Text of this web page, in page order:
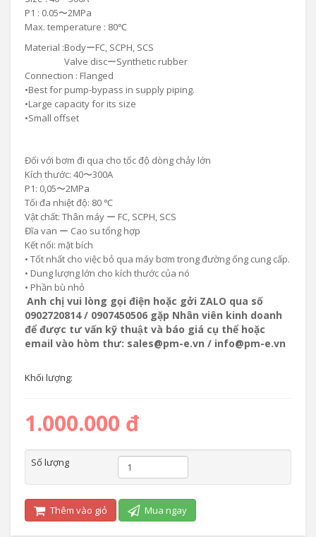
P1 : 0.05〜2MPa
Max. temperature : 80℃
Material :BodyーFC, SCPH, SCS
Valve discーSynthetic rubber
Connection : Flanged
•Best for pump-bypass in supply piping.
•Large capacity for its size
•Small offset
Đối với bơm đi qua cho tốc độ dòng chảy lớn
Kích thước: 40〜300A
P1: 0,05〜2MPa
Tối đa nhiệt độ: 80 ℃
Vật chất: Thân máy ー FC, SCPH, SCS
Đĩa van ー Cao su tổng hợp
Kết nối: mặt bích
• Tốt nhất cho việc bỏ qua máy bơm trong đường ống cung cấp.
• Dung lượng lớn cho kích thước của nó
• Phần bù nhỏ
Anh chị vui lòng gọi điện hoặc gởi ZALO qua số
0902720814 / 0907450506 gặp Nhân viên kinh doanh
để được tư vấn kỹ thuật và báo giá cụ thể hoặc
email vào hòm thư: sales@pm-e.vn / info@pm-e.vn
Khối lượng:
1.000.000 đ
Số lượng
Thêm vào giỏ Mua ngay